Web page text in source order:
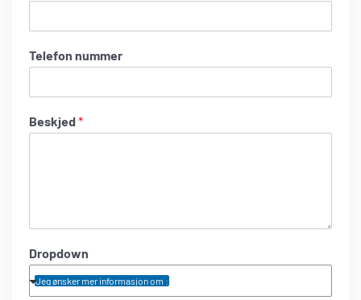
Telefon nummer
Beskjed*
Dropdown
Jeg ønsker mer informasjon om :